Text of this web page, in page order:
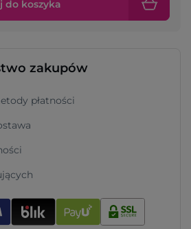
do koszyka
zakupów
płatności